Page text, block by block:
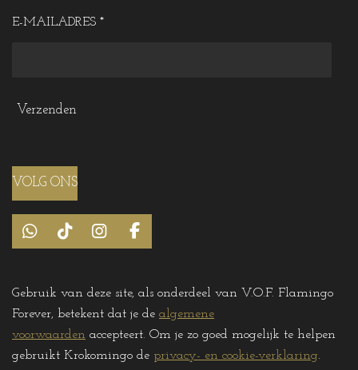
E-MAILADRES *
Verzenden
VOLG ONS
W
A
p
T
k
I
g
r
F
b
o
o
Gebruik van deze site, als onderdeel van V.O.F. Flamingo
Forever, betekent dat je de algemene
voorwaarden accepteert. Om je zo goed mogelijk te helpen
gebruikt Krokomingo de privacy- en cookie-verklaring.